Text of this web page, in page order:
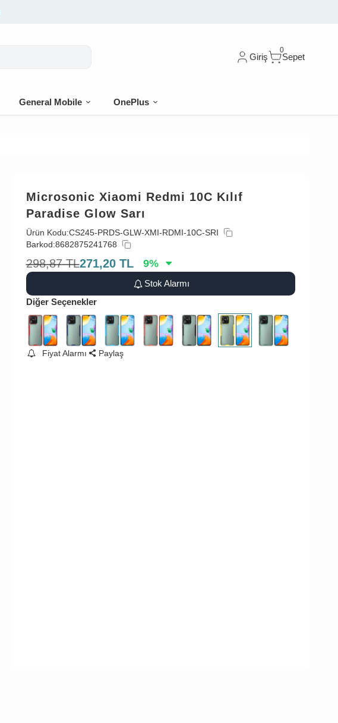
Giriş
0
Sepet
General Mobile OnePlus
Microsonic Xiaomi Redmi 10C Kılıf
Paradise Glow Sarı
Ürün Kodu:CS245-PRDS-GLW-XMI-RDMI-10C-SRI
Barkod:8682875241768
298,87 TL271,20 TL 9%
Stok Alarmı
Diğer Seçenekler
Fiyat Alarmı Paylaş